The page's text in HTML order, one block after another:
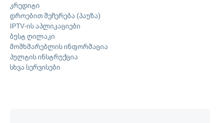
კრედიტი
დროებით შეჩერება (პაუზა)
IPTV-ის აპლიკაციები
ბუსტ ღილაკი
მომხმარებლის ინფორმაცია
პულტის ინსტრუქცია
სხვა სერვისები